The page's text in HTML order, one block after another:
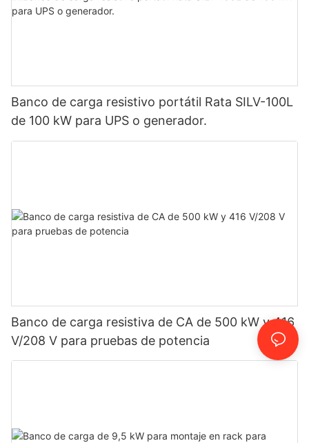
Banco de carga resistivo portátil Rata SILV-100L
de 100 kW para UPS o generador.
Banco de carga resistiva de CA de 500 kW y 416
V/208 V para pruebas de potencia